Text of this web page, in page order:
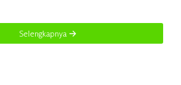
Selengkapnya